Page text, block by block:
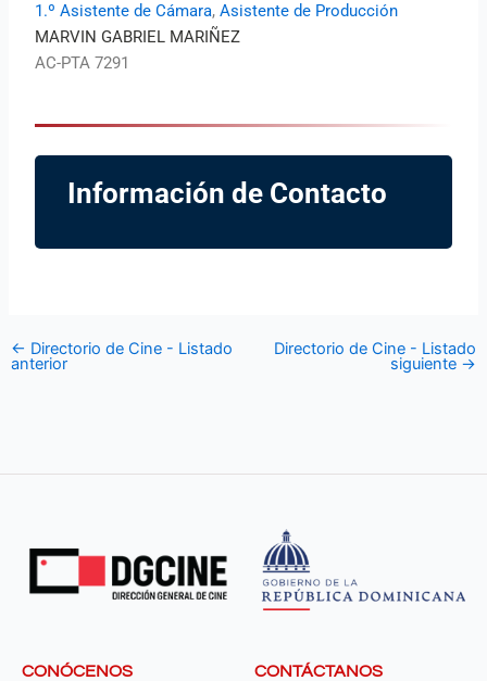
1.º Asistente de Cámara,Asistente de Producción
MARVIN GABRIEL MARIÑEZ
AC-PTA 7291
Información de Contacto
← Directorio de Cine - Listado
anterior
Directorio de Cine - Listado
siguiente →
CONÓCENOS CONTÁCTANOS